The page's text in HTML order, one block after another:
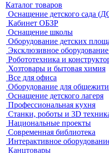
Каталог товаров
Оснащение детского сада
Кабинет ОБЗР
Оснащение школы
Оборудование детских
Эксклюзивное
Робототехника и
Хозтовары и бытовая химия
Все для офиса
Оборудование для
Оснащение детского лагеря
Профессиональная кухня
Станки, роботы и 3D
Национальные проекты
Современная библиотека
Интерактивное
Канцтовары